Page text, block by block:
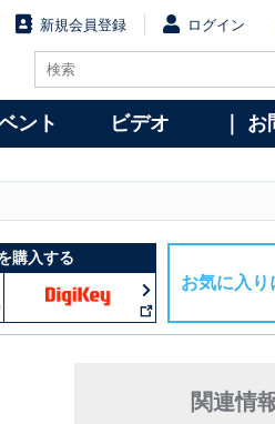
新規会員登録 ログイン
ント ビデオ ｜
購入する
お気に入り
関連情